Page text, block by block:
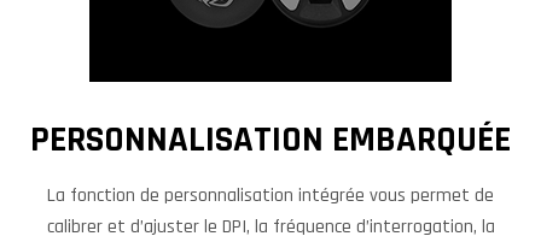
PERSONNALISATION EMBARQUÉE
La fonction de personnalisation intégrée vous permet de
calibrer et d’ajuster le DPI, la fréquence d’interrogation, la